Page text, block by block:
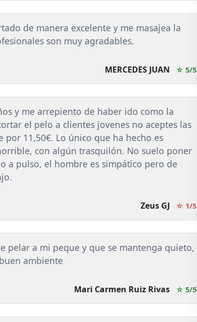
de manera excelente y me masajea la
son muy agradables.
MERCEDES JUAN ☆ 5/5
y me arrepiento de haber ido como la
el pelo a clientes jovenes no aceptes las
por 11,50€. Lo único que ha hecho es
con algún trasquilón. No suelo poner
a pulso, el hombre es simpático pero de
Zeus GJ ☆ 1/5
pelar a mi peque y que se mantenga quieto,
ambiente
Mari Carmen Ruiz Rivas ☆ 5/5